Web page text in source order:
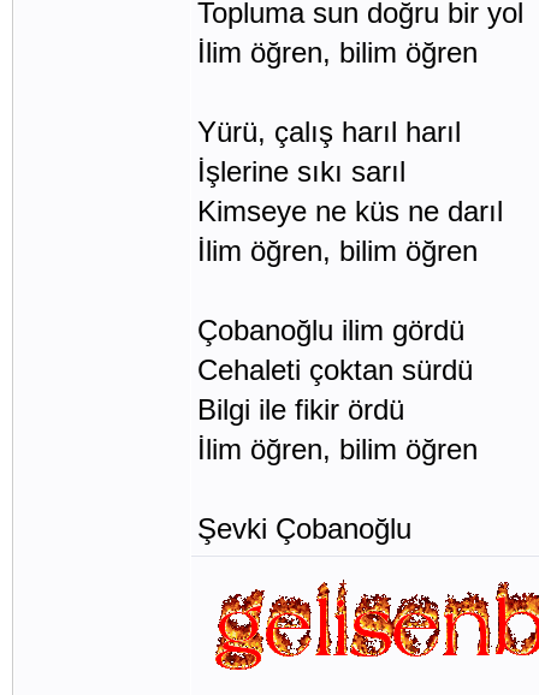
Topluma sun doğru bir yol
İlim öğren, bilim öğren
Yürü, çalış harıl harıl
İşlerine sıkı sarıl
Kimseye ne küs ne darıl
İlim öğren, bilim öğren
Çobanoğlu ilim gördü
Cehaleti çoktan sürdü
Bilgi ile fikir ördü
İlim öğren, bilim öğren
Şevki Çobanoğlu